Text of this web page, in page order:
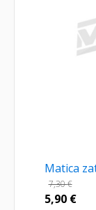
Matica
7,30€
5,90 €